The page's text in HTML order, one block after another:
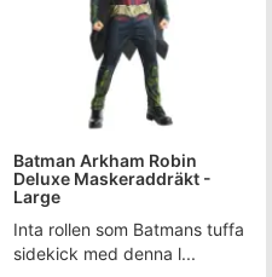
Batman Arkham Robin
Deluxe Maskeraddräkt -
Large
Inta rollen som Batmans tuffa
sidekick med denna l...